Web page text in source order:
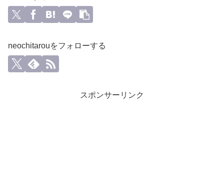
neochitarouをフォローする
スポンサーリンク